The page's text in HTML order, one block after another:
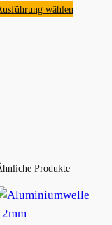
wählen
Produkte